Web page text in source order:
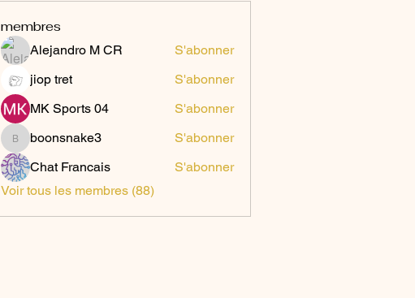
membres
Alejandro M CR
S'abonner
jiop tret
S'abonner
MK Sports 04
S'abonner
boonsnake3
boonsnake3
S'abonner
Chat Francais
S'abonner
Voir tous les membres (88)